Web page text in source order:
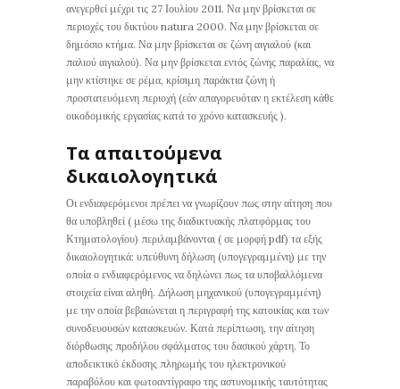
ανεγερθεί μέχρι τις 27 Ιουλίου 2011. Να μην βρίσκεται σε
περιοχές του δικτύου natura 2000. Να μην βρίσκεται σε
δημόσιο κτήμα. Να μην βρίσκεται σε ζώνη αιγιαλού (και
παλιού αιγιαλού). Να μην βρίσκεται εντός ζώνης παραλίας, να
μην κτίστηκε σε ρέμα, κρίσιμη παράκτια ζώνη ή
προστατευόμενη περιοχή (εάν απαγορευόταν η εκτέλεση κάθε
οικοδομικής εργασίας κατά το χρόνο κατασκευής ).
Τα απαιτούμενα
δικαιολογητικά
Οι ενδιαφερόμενοι πρέπει να γνωρίζουν πως στην αίτηση που
θα υποβληθεί ( μέσω της διαδικτυακής πλατφόρμας του
Κτηματολογίου) περιλαμβάνονται ( σε μορφή pdf) τα εξής
δικαιολογητικά: υπεύθυνη δήλωση (υπογεγραμμένη) με την
οποία ο ενδιαφερόμενος να δηλώνει πως τα υποβαλλόμενα
στοιχεία είναι αληθή. Δήλωση μηχανικού (υπογεγραμμένη)
με την οποία βεβαιώνεται η περιγραφή της κατοικίας και των
συνοδευουσών κατασκευών. Κατά περίπτωση, την αίτηση
διόρθωσης προδήλου σφάλματος του δασικού χάρτη. Το
αποδεικτικό έκδοσης πληρωμής του ηλεκτρονικού
παραβόλου και φωτοαντίγραφο της αστυνομικής ταυτότητας